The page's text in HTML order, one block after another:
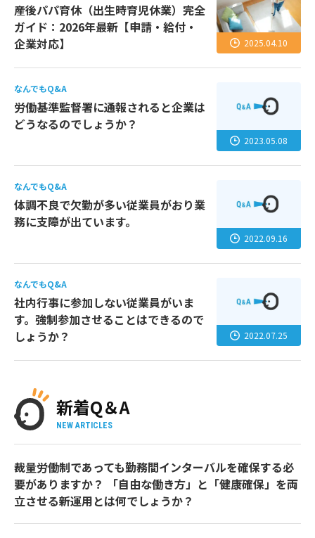
産後パパ育休（出生時育児休業）完全
ガイド：2026年最新【申請・給付・
企業対応】
2025.04.10
なんでもQ&A
労働基準監督署に通報されると企業は
どうなるのでしょうか？
2023.05.08
なんでもQ&A
体調不良で欠勤が多い従業員がおり業
務に支障が出ています。
2022.09.16
なんでもQ&A
社内行事に参加しない従業員がいま
す。強制参加させることはできるので
しょうか？
2022.07.25
新着Q＆A
NEW ARTICLES
裁量労働制であっても勤務間インターバルを確保する必
要がありますか？ 「自由な働き方」と「健康確保」を両
立させる新運用とは何でしょうか？